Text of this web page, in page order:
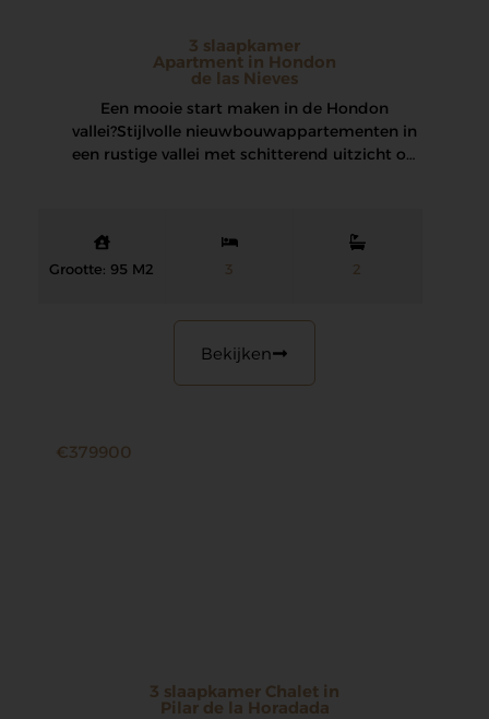
3 slaapkamer
Apartment in Hondon
de las Nieves
Een mooie start maken in de Hondon
vallei? Stijlvolle nieuwbouwappartementen in
een rustige vallei met schitterend uitzicht op
Grootte: 95 M2 3 2
Bekijken
€379900
3 slaapkamer Chalet in
Pilar de la Horadada